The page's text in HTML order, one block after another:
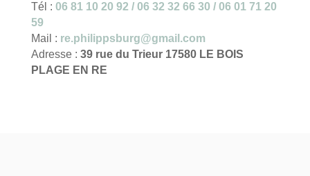
Tél : 06 81 10 20 92 / 06 32 32 66 30 / 06 01 71 20
59
Mail : re.philippsburg@gmail.com
Adresse : 39 rue du Trieur 17580 LE BOIS
PLAGE EN RE